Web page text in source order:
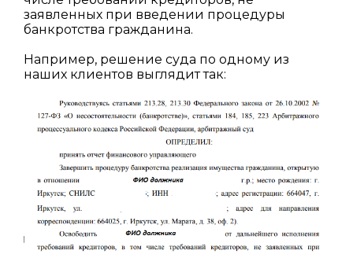
заявленных при введении процедуры
банкротства гражданина.
Например, решение суда по одному из
наших клиентов выглядит так: